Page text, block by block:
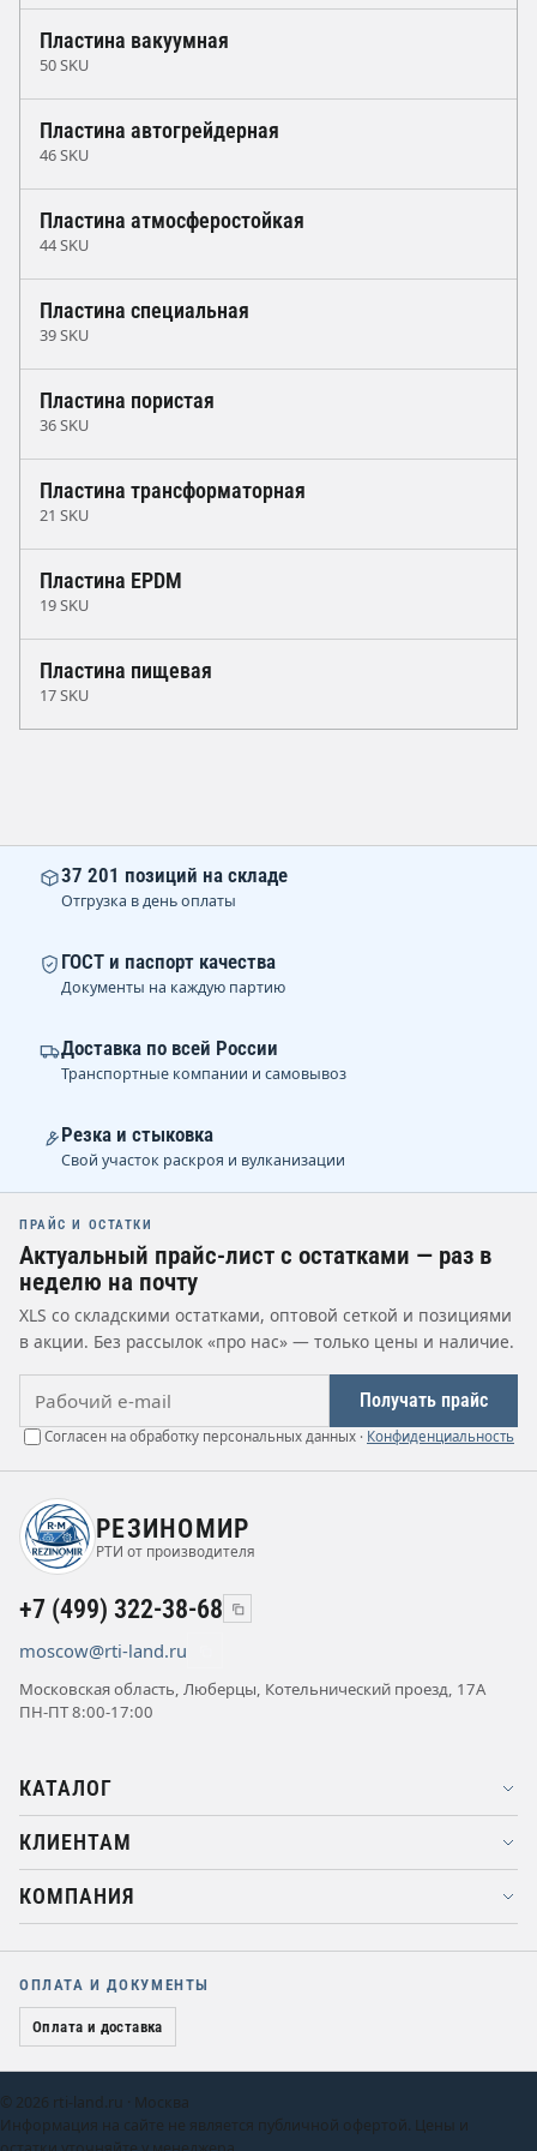
Пластина вакуумная
50 SKU
Пластина автогрейдерная
46 SKU
Пластина атмосферостойкая
44 SKU
Пластина специальная
39 SKU
Пластина пористая
36 SKU
Пластина трансформаторная
21 SKU
Пластина EPDM
19 SKU
Пластина пищевая
17 SKU
37 201 позиций на складе
Отгрузка в день оплаты
ГОСТ и паспорт качества
Документы на каждую партию
Доставка по всей России
Транспортные компании и самовывоз
Резка и стыковка
Свой участок раскроя и вулканизации
ПРАЙС И ОСТАТКИ
Актуальный прайс-лист с остатками — раз в
неделю на почту
XLS со складскими остатками, оптовой сеткой и позициями
в акции. Без рассылок «про нас» — только цены и наличие.
Получать прайс
Согласен на обработку персональных данных · Конфиденциальность
РЕЗИНОМИР
РТИ от производителя
+7 (499) 322-38-68
moscow@rti-land.ru
Московская область, Люберцы, Котельнический проезд, 17А
ПН-ПТ 8:00-17:00
КАТАЛОГ
КЛИЕНТАМ
КОМПАНИЯ
ОПЛАТА И ДОКУМЕНТЫ
Оплата и доставка
© 2026 rti-land.ru · Москва
Информация на сайте не является публичной офертой. Цены и